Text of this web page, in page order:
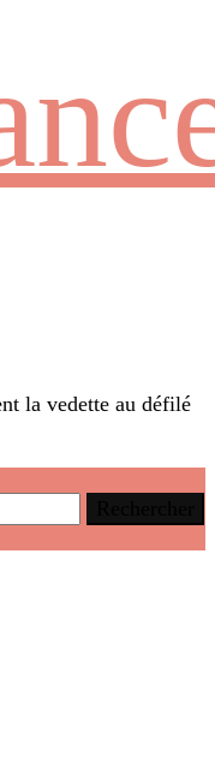
la vedette au défilé